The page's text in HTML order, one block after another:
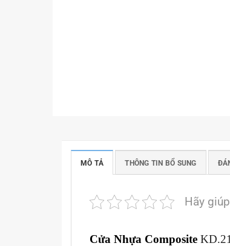
MÔ TẢ THÔNG TIN BỔ SUNG
Hãy
Cửa Nhựa Composite